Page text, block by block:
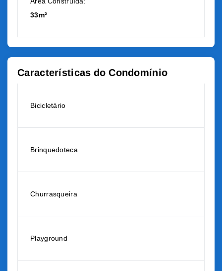
33m²
Características do Condomínio
Bicicletário
Brinquedoteca
Churrasqueira
Playground